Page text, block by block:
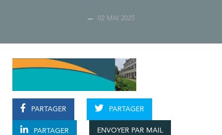
02 MAI 2025
PARTAGER PARTAGER
PARTAGER ENVOYER PAR MAIL